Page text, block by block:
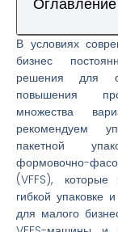
Оглавление
В условиях
бизнес
решения для
повышения
множества
рекомендуем
пакетной
формовочно-
(VFFS),
гибкой упаковке
для малого